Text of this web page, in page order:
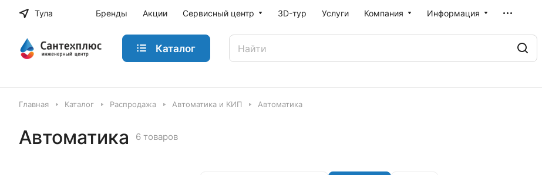
Тула Бренды Акции Сервисный центр 3D-тур Услуги Компания Информация
Каталог
Главная Каталог Распродажа Автоматика и КИП Автоматика
Автоматика 6 товаров